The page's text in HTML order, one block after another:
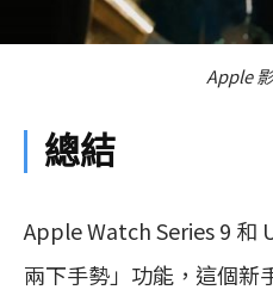
Apple
總結
Apple Watch Series 9 和
兩下手勢」功能，這個新